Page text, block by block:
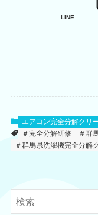
LINE
エアコン完全分解クリ
＃完全分解研修
＃群
＃群馬県洗濯機完全分解